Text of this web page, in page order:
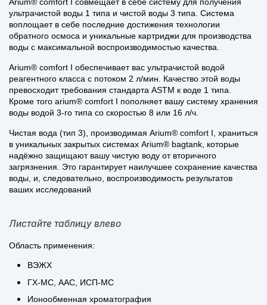
ультрачистой воды 1 типа и чистой воды 3 типа. Система
воплощает в себе последние достижения технологии
обратного осмоса и уникальные картриджи для производства
воды с максимальной воспроизводимостью качества.
Arium® comfort I обеспечивает вас ультрачистой водой
реагентного класса с потоком 2 л/мин. Качество этой воды
превосходит требования стандарта ASTM к воде 1 типа.
Кроме того arium® comfort I пополняет вашу систему хранения
воды водой 3-го типа со скоростью 8 или 16 л/ч.
Чистая вода (тип 3), производимая Arium® comfort I, храниться
в уникальных закрытых системах Arium® bagtank, которые
надёжно защищают вашу чистую воду от вторичного
загрязнения. Это гарантирует наилучшее сохранение качества
воды, и, следовательно, воспроизводимость результатов
ваших исследований
Листайте таблицу влево
Область применения:
ВЭЖХ
ГХ-МС, ААС, ИСП-МС
Ионообменная хроматография